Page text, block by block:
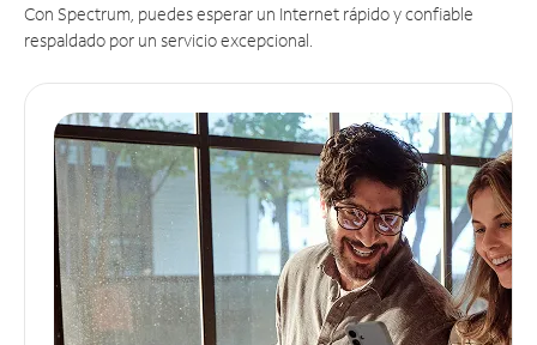
Con Spectrum, puedes esperar un Internet rápido y confiable
respaldado por un servicio excepcional.